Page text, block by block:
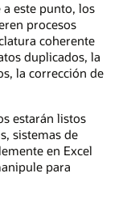
este punto, los
procesos
coherente
duplicados, la
la corrección de
estarán listos
sistemas de
en Excel
para